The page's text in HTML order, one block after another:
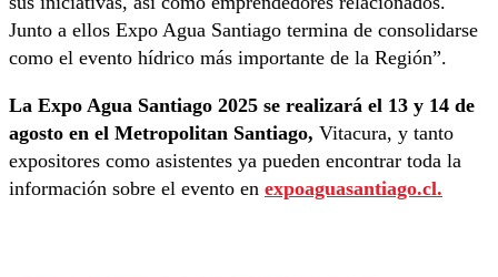
Junto a ellos Expo Agua Santiago termina de consolidarse
como el evento hídrico más importante de la Región”.
La Expo Agua Santiago 2025 se realizará el 13 y 14 de
agosto en el Metropolitan Santiago, Vitacura, y tanto
expositores como asistentes ya pueden encontrar toda la
información sobre el evento en expoaguasantiago.cl.